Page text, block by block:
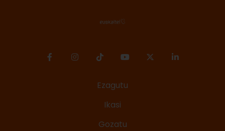
Ezagutu
Ikasi
Gozatu